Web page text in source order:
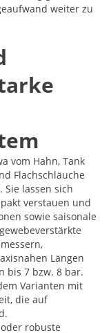
weiter zu
vom Hahn, Tank
Flachschläuche
lassen sich
verstauen und
sowie saisonale
Längen
bis 7 bzw. 8 bar.
Varianten mit
die auf
robuste